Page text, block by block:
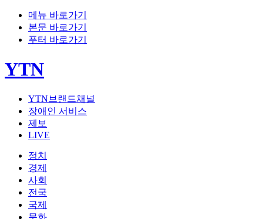
메뉴 바로가기
본문 바로가기
푸터 바로가기
YTN
YTN브랜드채널
장애인 서비스
제보
LIVE
정치
경제
사회
전국
국제
문화